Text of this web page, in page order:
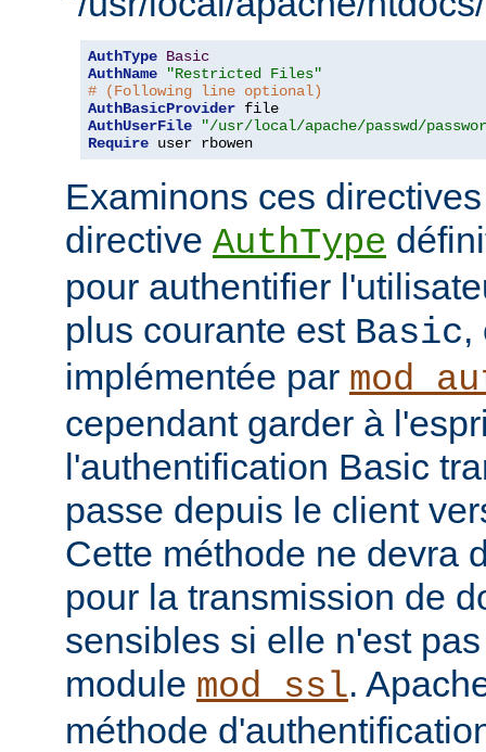
AuthType Basic
AuthName
"Restricted Files"
# (Following line optional)
AuthBasicProvider
AuthUserFile
"/usr/local/apache/passwd/
Require user rbowen
Examinons ces
directive AuthType
pour authentifier
plus courante est Basic,
implémentée par
cependant garder à
l'authentification Basic
passe depuis le client
Cette méthode ne devra
pour la transmission de
sensibles si elle n'est
module mod_ssl.
méthode